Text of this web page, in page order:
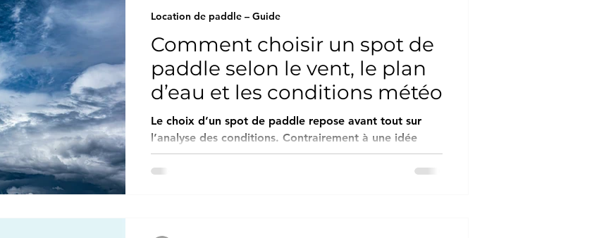
Pros de Location de Paddle, Kayak.. Herault
International SUISSE Dom-TOM Location de paddle – Guide
Comment choisir un spot de
paddle selon le vent, le plan
d’eau et les conditions météo
Le choix d’un spot de paddle repose avant tout sur
l’analyse des conditions. Contrairement à une idée
répandue, ce ne sont ni le niveau du pratiquant ni le
type de planche qui déterminent la réussite d’une
Location de paddle – Guide